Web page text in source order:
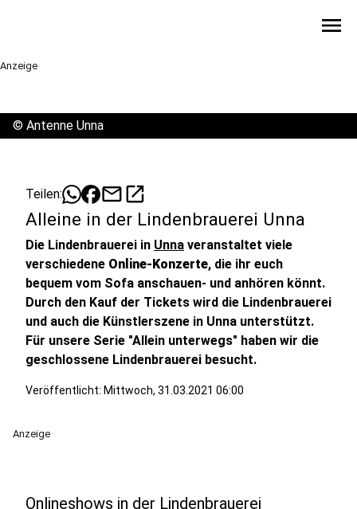
menu
Anzeige
© Antenne Unna
Teilen: mailopen_in_new
Alleine in der Lindenbrauerei Unna
Die Lindenbrauerei in Unna veranstaltet viele
verschiedene Online-Konzerte, die ihr euch
bequem vom Sofa anschauen- und anhören könnt.
Durch den Kauf der Tickets wird die Lindenbrauerei
und auch die Künstlerszene in Unna unterstützt.
Für unsere Serie "Allein unterwegs" haben wir die
geschlossene Lindenbrauerei besucht.
Veröffentlicht: Mittwoch, 31.03.2021 06:00
Anzeige
Onlineshows in der Lindenbrauerei